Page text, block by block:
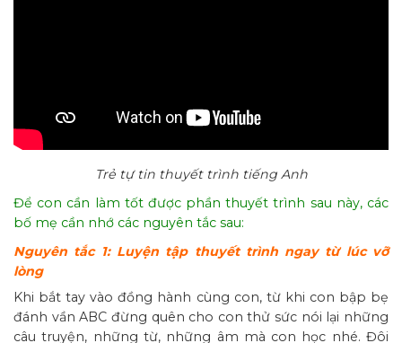
Trẻ tự tin thuyết trình tiếng Anh
Để con cần làm tốt được phần thuyết trình sau này, các
bố mẹ cần nhớ các nguyên tắc sau:
Nguyên tắc 1: Luyện tập thuyết trình ngay từ lúc vỡ
lòng
Khi bắt tay vào đồng hành cùng con, từ khi con bập bẹ
đánh vần ABC đừng quên cho con thử sức nói lại những
câu truyện, những từ, những âm mà con học nhé. Đôi